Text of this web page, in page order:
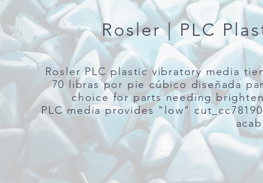
Rosler | PLC
Rosler PLC plastic vibratory media
70 libras por pie cúbico diseñada
choice for parts needing
PLC media provides "low"